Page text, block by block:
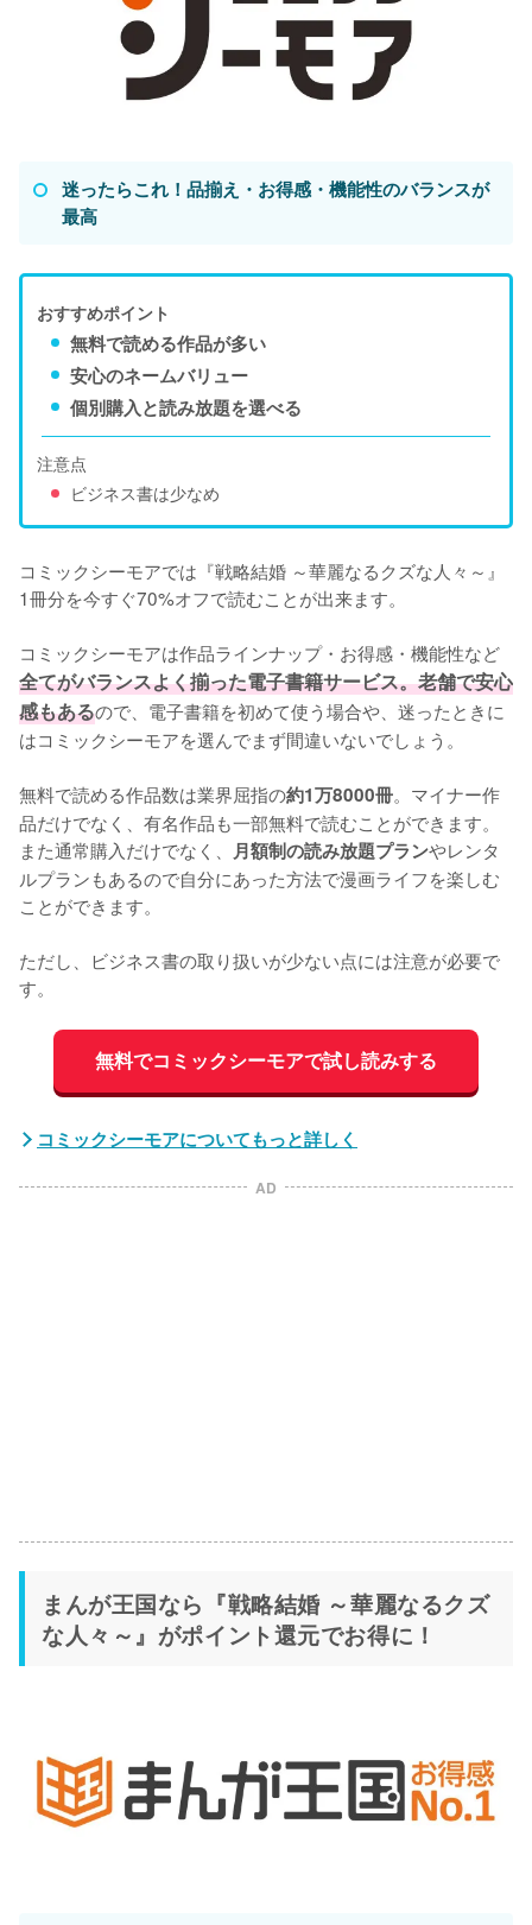
迷ったらこれ！品揃え・お得感・機能性のバランスが
最高
おすすめポイント
無料で読める作品が多い
安心のネームバリュー
個別購入と読み放題を選べる
注意点
ビジネス書は少なめ
コミックシーモアでは『戦略結婚 ～華麗なるクズな人々～』
1冊分を今すぐ70%オフで読むことが出来ます。
コミックシーモアは作品ラインナップ・お得感・機能性など
全てがバランスよく揃った電子書籍サービス。老舗で安心
感もあるので、電子書籍を初めて使う場合や、迷ったときに
はコミックシーモアを選んでまず間違いないでしょう。
無料で読める作品数は業界屈指の約1万8000冊。マイナー作
品だけでなく、有名作品も一部無料で読むことができます。
また通常購入だけでなく、 月額制の読み放題プランやレンタ
ルプランもあるので自分にあった方法で漫画ライフを楽しむ
ことができます。
ただし、ビジネス書の取り扱いが少ない点には注意が必要で
す。
無料でコミックシーモアで試し読みする
コミックシーモアについてもっと詳しく
AD
まんが王国なら『戦略結婚 ～華麗なるクズ
な人々～』がポイント還元でお得に！